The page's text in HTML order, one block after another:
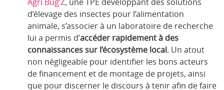
d’élevage des insectes pour l’alimentation
animale, s’associer à un laboratoire de recherche
lui a permis d’accéder rapidement à des
connaissances sur l’écosystème local. Un atout
non négligeable pour identifier les bons acteurs
de financement et de montage de projets, ainsi
que pour discerner le discours à tenir afin de faire